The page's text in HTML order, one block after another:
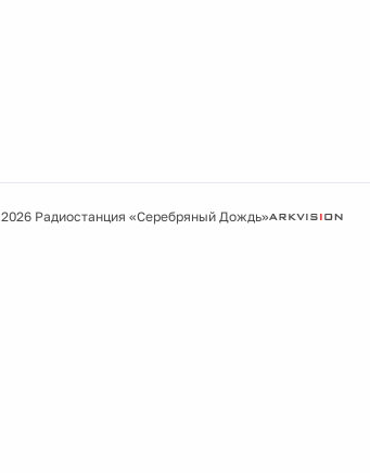
2026 Радиостанция «Серебряный Дождь»